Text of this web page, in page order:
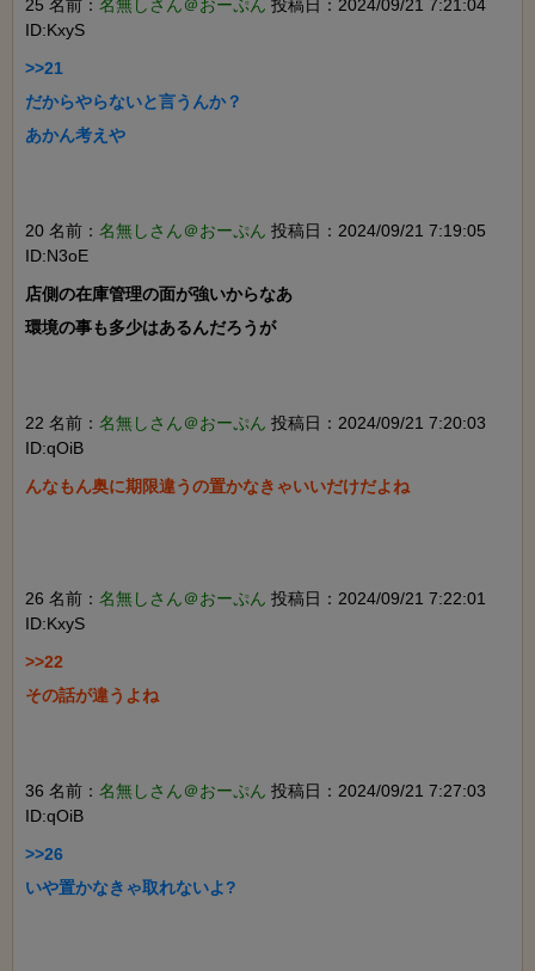
25 名前： 名無しさん＠おーぷん 投稿日：2024/09/21 7:21:04
ID:KxyS
>>21
だからやらないと言うんか？
あかん考えや
20 名前： 名無しさん＠おーぷん 投稿日：2024/09/21 7:19:05
ID:N3oE
店側の在庫管理の面が強いからなあ
環境の事も多少はあるんだろうが
22 名前： 名無しさん＠おーぷん 投稿日：2024/09/21 7:20:03
ID:qOiB
んなもん奥に期限違うの置かなきゃいいだけだよね
26 名前： 名無しさん＠おーぷん 投稿日：2024/09/21 7:22:01
ID:KxyS
>>22
その話が違うよね
36 名前： 名無しさん＠おーぷん 投稿日：2024/09/21 7:27:03
ID:qOiB
>>26
いや置かなきゃ取れないよ?